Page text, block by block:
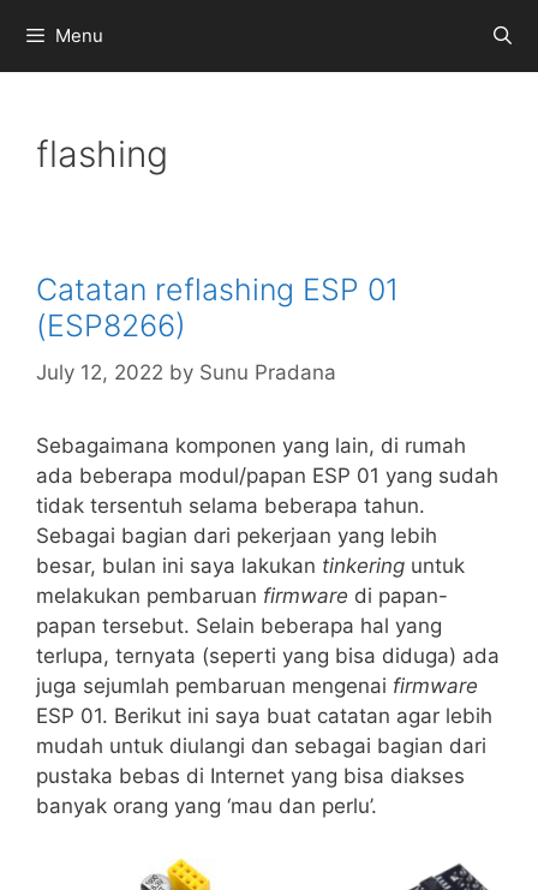
content
Menu
flashing
Catatan reflashing ESP 01
(ESP8266)
July 12, 2022 by Sunu Pradana
Sebagaimana komponen yang lain, di rumah
ada beberapa modul/papan ESP 01 yang sudah
tidak tersentuh selama beberapa tahun.
Sebagai bagian dari pekerjaan yang lebih
besar, bulan ini saya lakukan tinkering untuk
melakukan pembaruan firmware di papan-
papan tersebut. Selain beberapa hal yang
terlupa, ternyata (seperti yang bisa diduga) ada
juga sejumlah pembaruan mengenai firmware
ESP 01. Berikut ini saya buat catatan agar lebih
mudah untuk diulangi dan sebagai bagian dari
pustaka bebas di Internet yang bisa diakses
banyak orang yang ‘mau dan perlu’.